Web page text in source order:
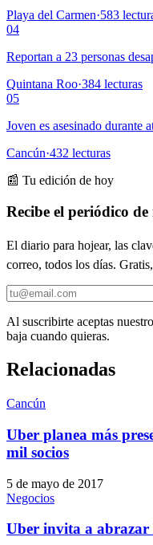
Playa del Carmen·583
04
Reportan a 23 personas
Quintana Roo·384 lecturas
05
Joven es asesinado durante
Cancún·432 lecturas
📰 Tu edición de hoy
Recibe el periódico
El diario para hojear, las
correo, todos los días.
Al suscribirte aceptas nuestro
baja cuando quieras.
Relacionadas
Cancún
Uber planea más
mil socios
5 de mayo de 2017
Negocios
Uber invita a